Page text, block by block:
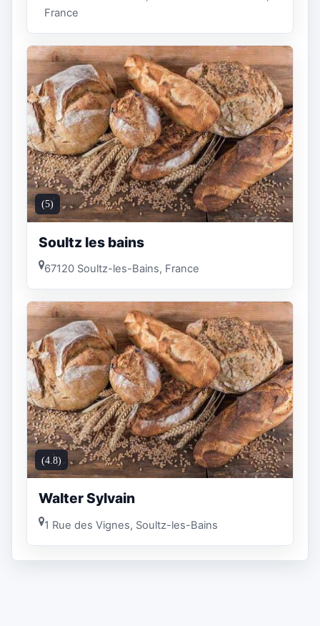
France
(5)
Soultz les bains
67120 Soultz-les-Bains, France
(4.8)
Walter Sylvain
1 Rue des Vignes, Soultz-les-Bains